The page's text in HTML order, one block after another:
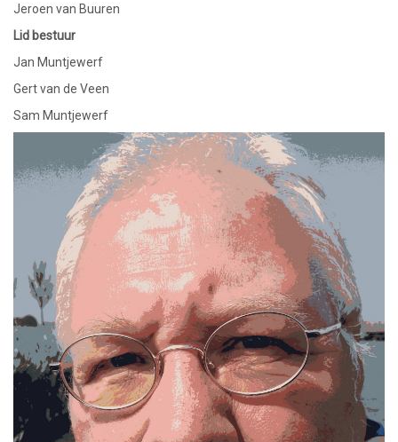
Jeroen van Buuren
Lid bestuur
Jan Muntjewerf
Gert van de Veen
Sam Muntjewerf